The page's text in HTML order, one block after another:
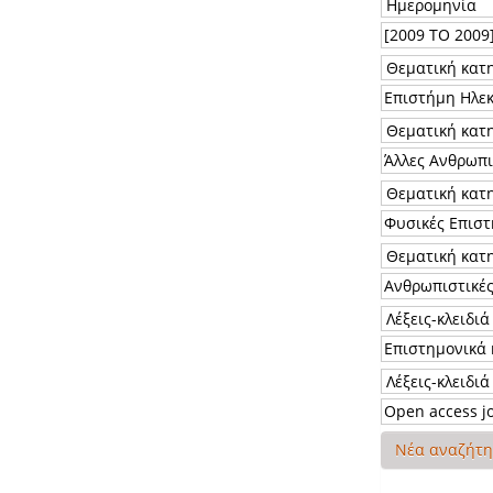
Νέα